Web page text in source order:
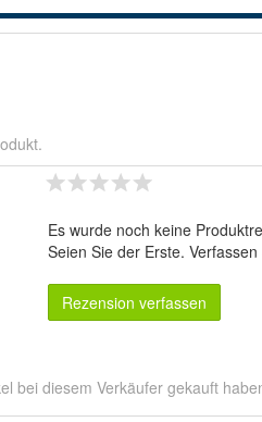
Es wurde noch keine
Seien Sie der Erste.
Rezension verfassen
bei diesem Verkäufer gekauft